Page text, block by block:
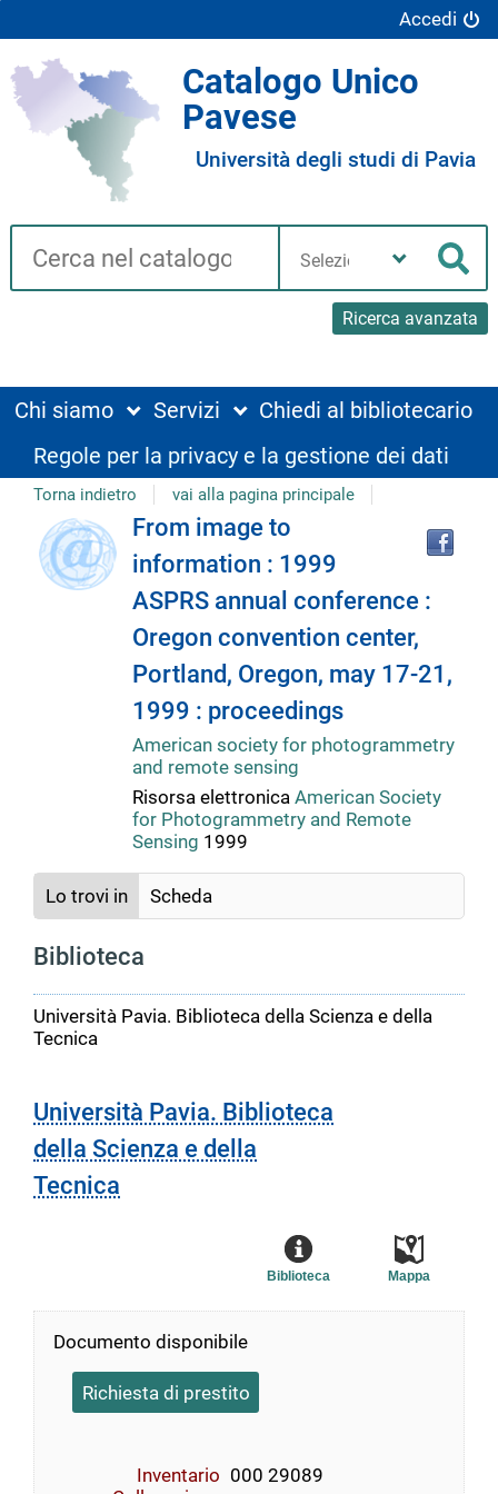
Accedi
Catalogo Unico
Pavese
Università degli studi di Pavia
Cerca su "Catalogo"
Ricerca avanzata
biblioteca
Chi siamo Servizi
Chiedi al bibliotecario
Regole per la privacy e la gestione dei dati
Torna indietro vai alla pagina principale
Dettaglio
del
documento
From image to
information : 1999
ASPRS annual conference :
Oregon convention center,
Portland, Oregon, may 17-21,
1999 : proceedings
American society for photogrammetry
and remote sensing
Risorsa elettronica American Society
for Photogrammetry and Remote
Sensing 1999
Lo trovi in Scheda
Biblioteca
Università Pavia. Biblioteca della Scienza e della
Tecnica
Università Pavia. Biblioteca
della Scienza e della
Tecnica
Mappa
Biblioteca
Documento disponibile
Richiesta di prestito
Inventario 000 29089